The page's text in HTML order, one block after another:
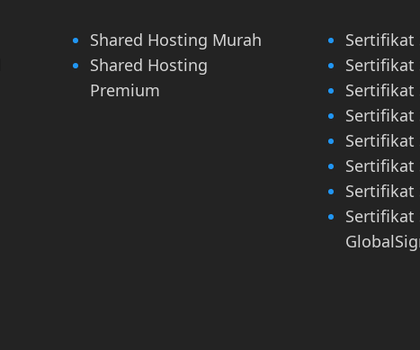
Shared Hosting Murah
Shared Hosting
Premium
Sertifikat
Sertifikat
Sertifikat
Sertifikat
Sertifikat
Sertifikat
Sertifikat
Sertifikat